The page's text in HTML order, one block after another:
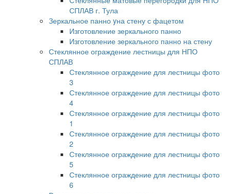
СПЛАВ г. Тула
Зеркальное панно yна стену с фацетом
Изготовление зеркального панно
Изготовление зеркального панно на стену
Стеклянное ограждение лестницы для НПО
СПЛАВ
Стеклянное ограждение для лестницы фото
3
Стеклянное ограждение для лестницы фото
4
Стеклянное ограждение для лестницы фото
1
Стеклянное ограждение для лестницы фото
2
Стеклянное ограждение для лестницы фото
5
Стеклянное ограждение для лестницы фото
6